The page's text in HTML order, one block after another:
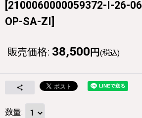
[2100060000059372-I-26-
OP-SA-ZI]
販売価格: 38,500 円 (税込)
数量: